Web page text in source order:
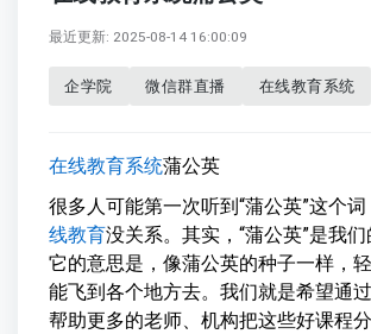
最近更新: 2025-08-14 16:00:09
企学院 微信群直播 在线教育系统
在线教育系统蒲公英
很多人可能第一次听到“蒲公英”这个
线教育没关系。其实，“蒲公英”是我们
它的意思是，像蒲公英的种子一样，
能飞到各个地方去。我们就是希望通
帮助更多的老师、机构把这些好课程分